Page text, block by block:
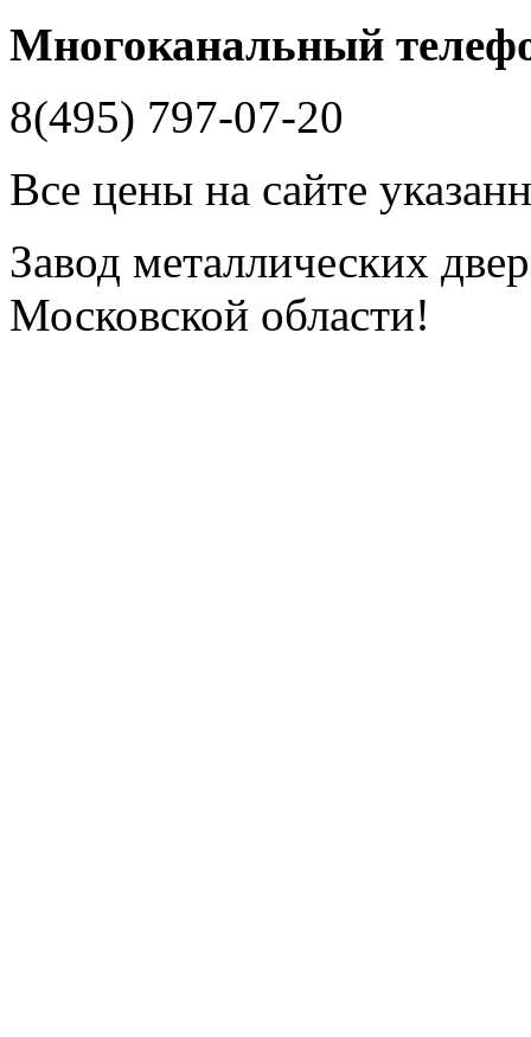
Многоканальный
8(495) 797-07-20
Все цены на сайте
Завод металлических
Московской области!